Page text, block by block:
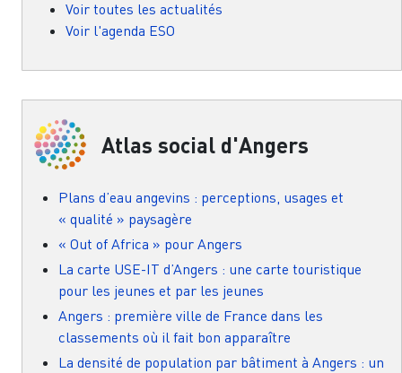
Voir toutes les actualités
Voir l'agenda ESO
Atlas social d'Angers
Plans d’eau angevins : perceptions, usages et
« qualité » paysagère
« Out of Africa » pour Angers
La carte USE-IT d’Angers : une carte touristique
pour les jeunes et par les jeunes
Angers : première ville de France dans les
classements où il fait bon apparaître
La densité de population par bâtiment à Angers : un